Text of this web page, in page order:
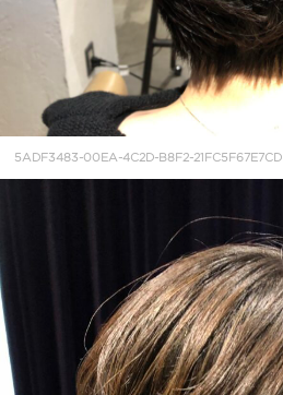
5ADF3483-00EA-4C2D-B8F2-21FC5F67E7CD